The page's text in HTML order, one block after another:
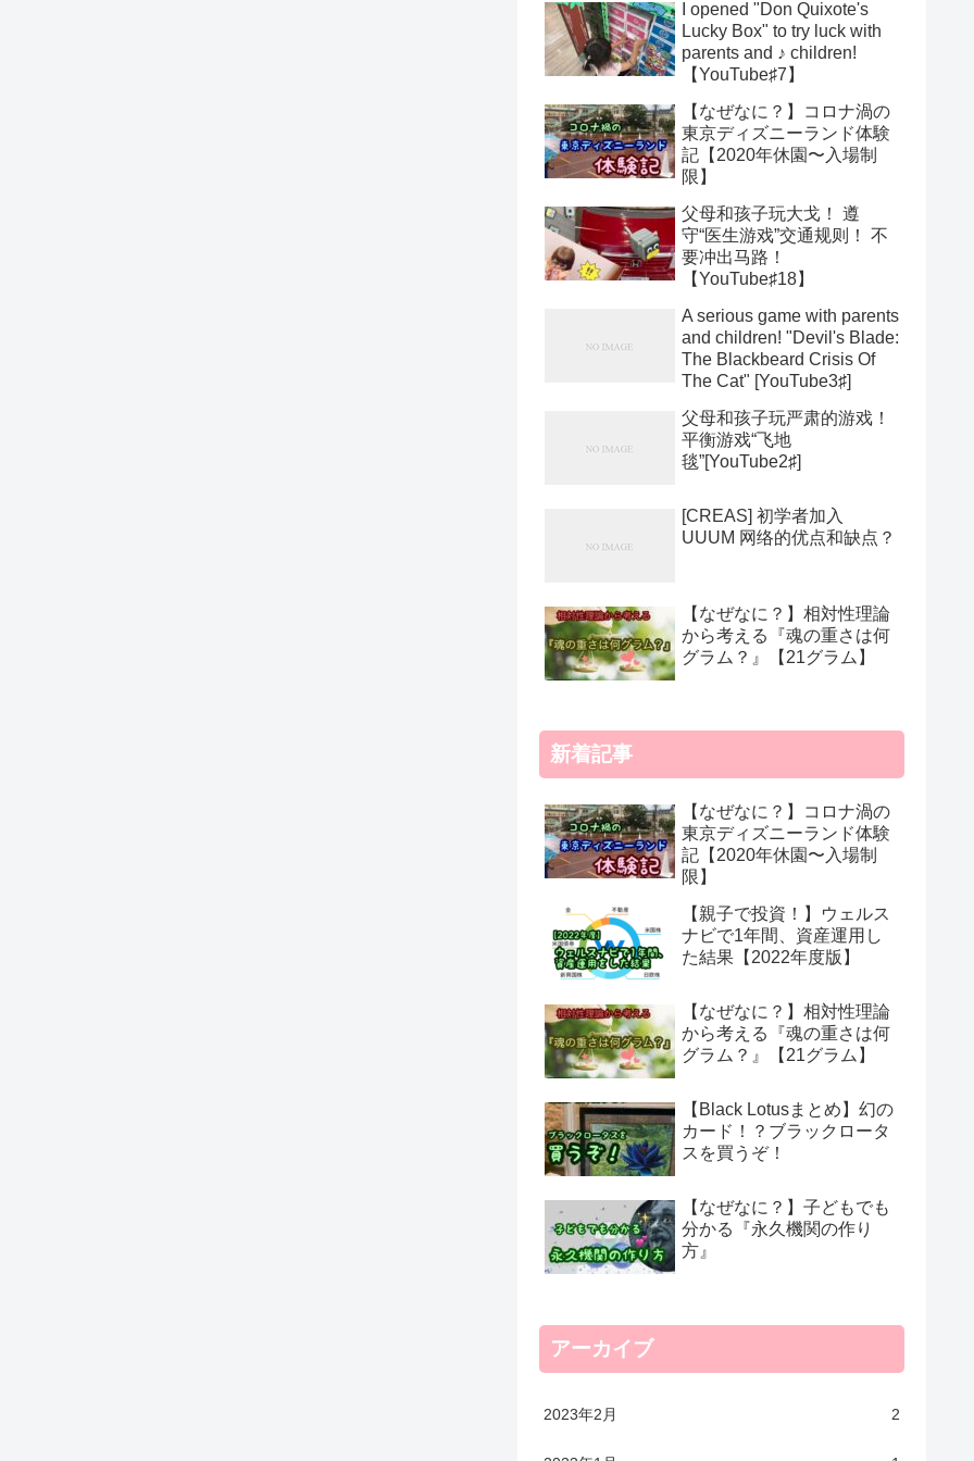
I opened "Don Quixote's
Lucky Box" to try luck with
parents and ♪ children!
【YouTube♯7】
【なぜなに？】コロナ渦の
東京ディズニーランド体験
記【2020年休園〜入場制
限】
父母和孩子玩大戈！ 遵
守“医生游戏”交通规则！ 不
要冲出马路！
【YouTube♯18】
A serious game with parents
and children! "Devil's Blade:
The Blackbeard Crisis Of
The Cat" [YouTube3♯]
父母和孩子玩严肃的游戏！
平衡游戏“飞地
毯”[YouTube2♯]
[CREAS] 初学者加入
UUUM 网络的优点和缺点？
【なぜなに？】相対性理論
から考える『魂の重さは何
グラム？』【21グラム】
新着記事
【なぜなに？】コロナ渦の
東京ディズニーランド体験
記【2020年休園〜入場制
限】
【親子で投資！】ウェルス
ナビで1年間、資産運用し
た結果【2022年度版】
【なぜなに？】相対性理論
から考える『魂の重さは何
グラム？』【21グラム】
【Black Lotusまとめ】幻の
カード！？ブラックロータ
スを買うぞ！
【なぜなに？】子どもでも
分かる『永久機関の作り
方』
アーカイブ
2023年2月 2